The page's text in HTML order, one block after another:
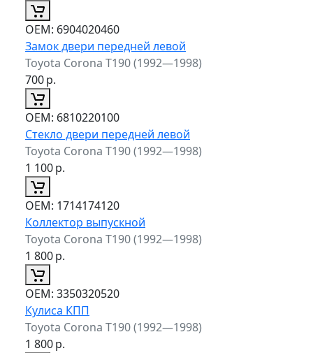
ОЕМ: 6904020460
Замок двери передней левой
Toyota Corona T190 (1992—1998)
700р.
ОЕМ: 6810220100
Стекло двери передней левой
Toyota Corona T190 (1992—1998)
1 100р.
ОЕМ: 1714174120
Коллектор выпускной
Toyota Corona T190 (1992—1998)
1 800р.
ОЕМ: 3350320520
Кулиса КПП
Toyota Corona T190 (1992—1998)
1 800р.